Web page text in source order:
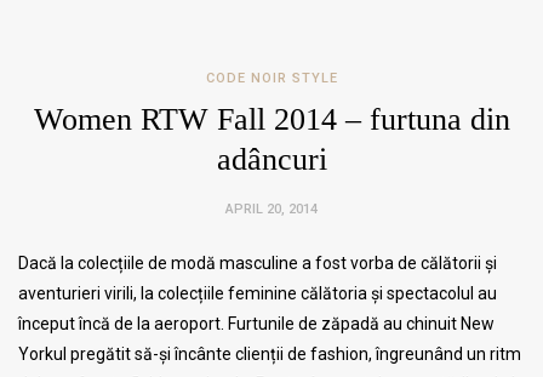
CODE NOIR STYLE
Women RTW Fall 2014 – furtuna din
adâncuri
APRIL 20, 2014
Dacă la colecțiile de modă masculine a fost vorba de călătorii și
aventurieri virili, la colecțiile feminine călătoria și spectacolul au
început încă de la aeroport. Furtunile de zăpadă au chinuit New
Yorkul pregătit să-și încânte clienții de fashion, îngreunând un ritm